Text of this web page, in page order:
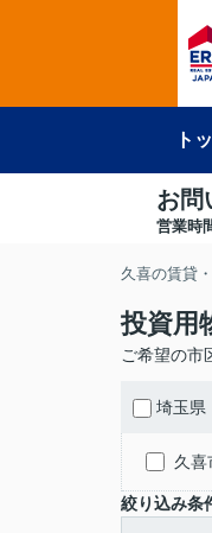
ト
お問
営業時
久喜の賃貸
投資用
ご希望の市
埼玉県
久喜
絞り込み条